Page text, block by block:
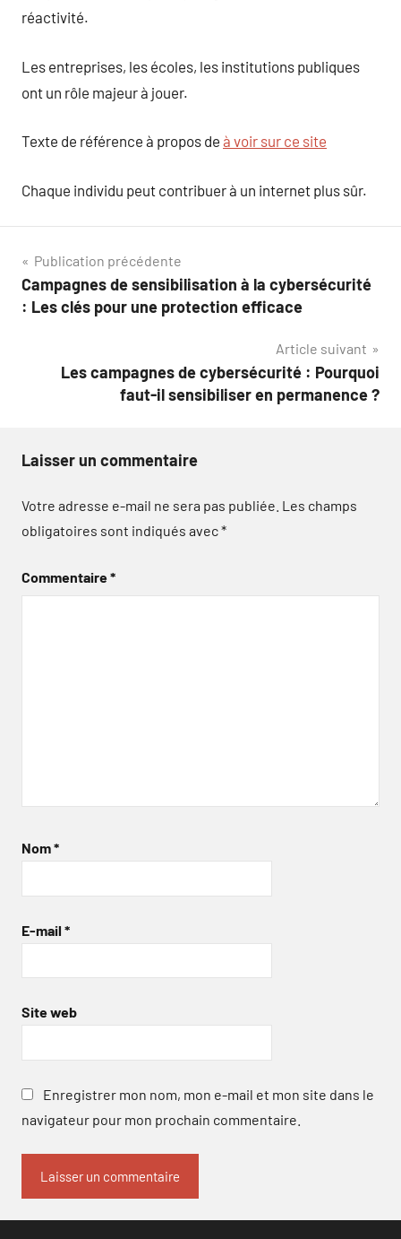
réactivité.
Les entreprises, les écoles, les institutions publiques
ont un rôle majeur à jouer.
Texte de référence à propos de à voir sur ce site
Chaque individu peut contribuer à un internet plus sûr.
Navigation
de
Publication précédente
Campagnes de sensibilisation à la cybersécurité
: Les clés pour une protection efficace
Article suivant
Les campagnes de cybersécurité : Pourquoi
faut-il sensibiliser en permanence ?
Laisser un commentaire
Votre adresse e-mail ne sera pas publiée. Les champs
obligatoires sont indiqués avec*
Commentaire*
Nom*
E-mail *
Site web
Enregistrer mon nom, mon e-mail et mon site dans le
navigateur pour mon prochain commentaire.